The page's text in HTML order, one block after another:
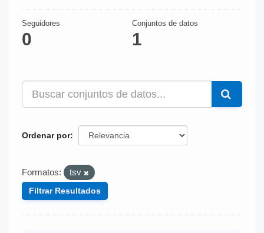
Seguidores
0
Conjuntos de datos
1
Ordenar por
Formatos: tsv
Filtrar Resultados